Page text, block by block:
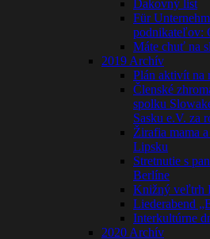
Ďakovný list
Für
podnikateľov:
Máte chuť na
2019 Archív
Plán aktivít na
Členské
spolku
Sasku e.V. za
Žirafia mama
Lipsku
Stretnutie s
Berlíne
Knižný veľtrh
Liederabend
Interkultúrne
2020 Archív